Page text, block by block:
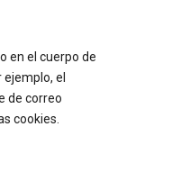
en el cuerpo de
el
de correo
cookies.